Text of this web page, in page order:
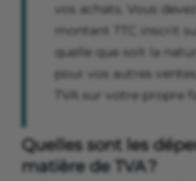
vos achats. Vous
montant TTC inscrit
quelle que soit la
pour vos autres
TVA sur votre propre
Quelles sont les
matière de TVA ?